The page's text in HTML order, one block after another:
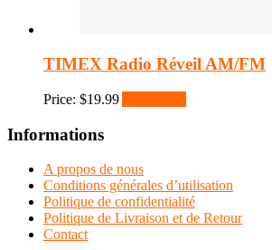
TIMEX Radio Réveil AM/FM
Price: $19.99
Informations
A propos de nous
Conditions générales d’utilisation
Politique de confidentialité
Politique de Livraison et de Retour
Contact